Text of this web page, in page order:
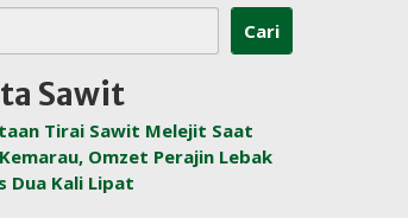
Cari
Sawit
Tirai Sawit Melejit Saat
Omzet Perajin Lebak
Dua Kali Lipat